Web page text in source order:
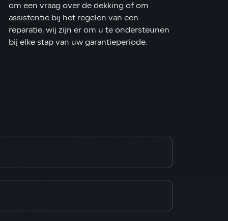
om een vraag over de dekking of om
assistentie bij het regelen van een
reparatie, wij zijn er om u te ondersteunen
bij elke stap van uw garantieperiode.